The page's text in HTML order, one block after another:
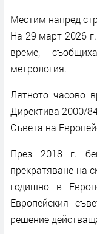
Местим напред
На 29 март 2026
време,
метрология.
Лятното часово
Директива 2000/
Съвета на
През 2018 г.
прекратяване на
годишно в
Европейския
решение